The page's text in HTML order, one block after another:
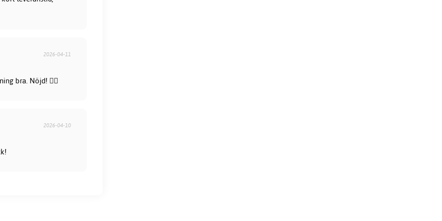
2026-04-11
bra. Nöjd! 👍🏻
2026-04-10